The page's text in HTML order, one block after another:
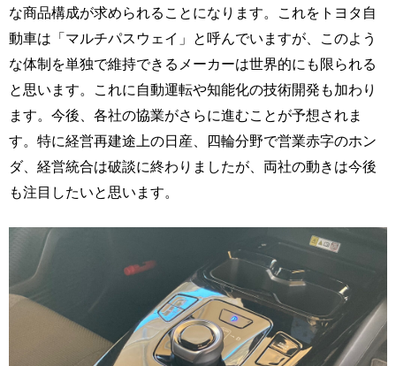
な商品構成が求められることになります。これをトヨタ自
動車は「マルチパスウェイ」と呼んでいますが、このよう
な体制を単独で維持できるメーカーは世界的にも限られる
と思います。これに自動運転や知能化の技術開発も加わり
ます。今後、各社の協業がさらに進むことが予想されま
す。特に経営再建途上の日産、四輪分野で営業赤字のホン
ダ、経営統合は破談に終わりましたが、両社の動きは今後
も注目したいと思います。